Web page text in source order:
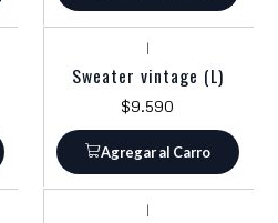
|
Sweater vintage (L)
$9.590
Agregar al Carro
|